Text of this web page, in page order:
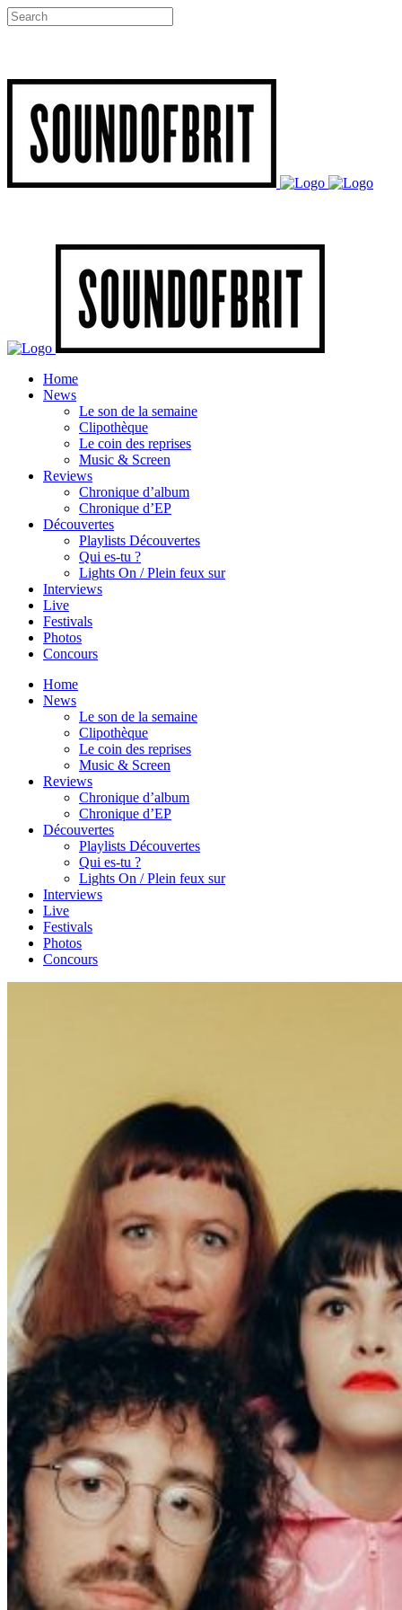
Home
News
Le son de la semaine
Clipothèque
Le coin des reprises
Music & Screen
Reviews
Chronique d’album
Chronique d’EP
Découvertes
Playlists Découvertes
Qui es-tu ?
Lights On / Plein feux sur
Interviews
Live
Festivals
Photos
Concours
Home
News
Le son de la semaine
Clipothèque
Le coin des reprises
Music & Screen
Reviews
Chronique d’album
Chronique d’EP
Découvertes
Playlists Découvertes
Qui es-tu ?
Lights On / Plein feux sur
Interviews
Live
Festivals
Photos
Concours